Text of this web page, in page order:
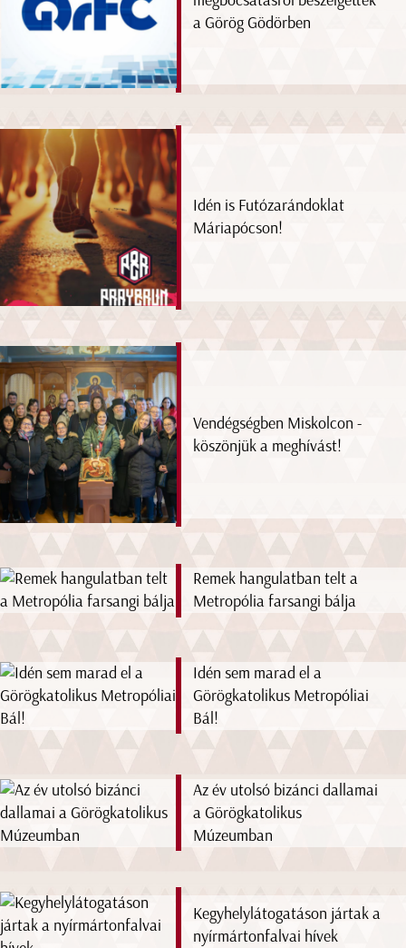
a Görög Gödörben
Idén is Futózarándoklat
Máriapócson!
Vendégségben Miskolcon -
köszönjük a meghívást!
Remek hangulatban telt a
Metropólia farsangi bálja
Idén sem marad el a
Görögkatolikus Metropóliai
Bál!
Az év utolsó bizánci dallamai
a Görögkatolikus
Múzeumban
Kegyhelylátogatáson jártak a
nyírmártonfalvai hívek